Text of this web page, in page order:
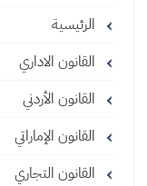
الرئيسية
القانون الاداري
القانون الأردني
القانون الإماراتي
القانون التجاري